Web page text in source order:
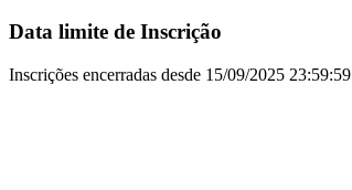
Data limite de Inscrição
Inscrições encerradas desde 15/09/2025 23:59:59